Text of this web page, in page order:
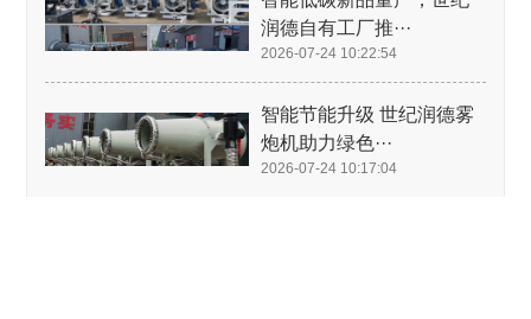
润德自有工厂推···
2026-07-24 10:22:54
智能节能升级 世纪润德雾
炮机助力绿色···
2026-07-24 10:17:04